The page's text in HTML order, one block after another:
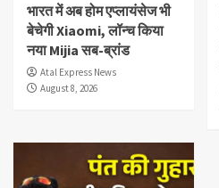
भारत में अब होम एप्लायंसेज भी
बेचेगी Xiaomi, लॉन्च किया
नया Mijia सब-ब्रांड
Atal Express News
August 8, 2026